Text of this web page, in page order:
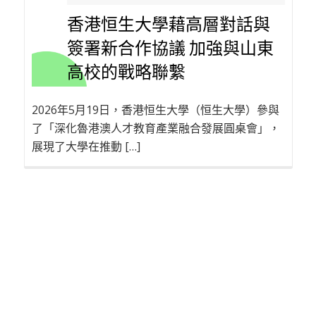
香港恒生大學藉高層對話與
簽署新合作協議 加強與山東
高校的戰略聯繫
2026年5月19日，香港恒生大學（恒生大學）參與
了「深化魯港澳人才教育產業融合發展圓桌會」，
展現了大學在推動 […]